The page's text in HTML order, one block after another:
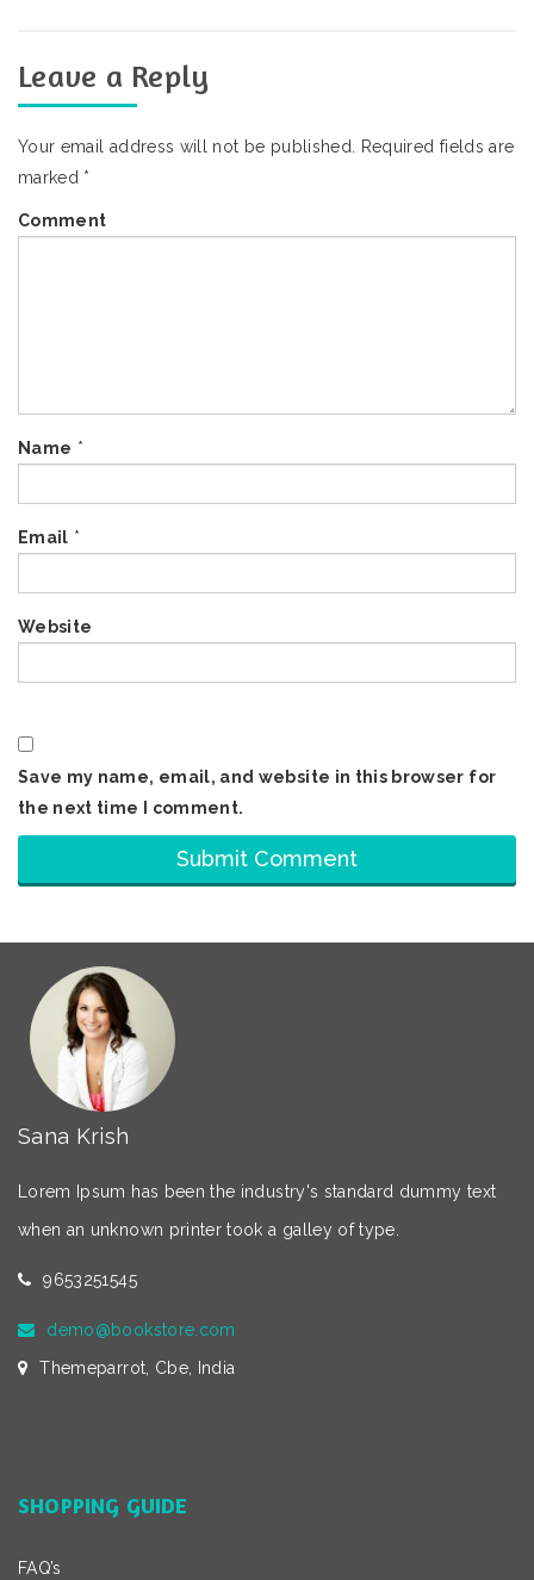
Leave a Reply
Your email address will not be published.
Required fields are
marked *
Comment
Name *
Email *
Website
Save my name, email, and website in this browser for
the next time I comment.
Sana Krish
Lorem Ipsum has been the industry's standard dummy text
when an unknown printer took a galley of type.
9653251545
demo@bookstore.com
Themeparrot, Cbe, India
SHOPPING GUIDE
FAQ’s